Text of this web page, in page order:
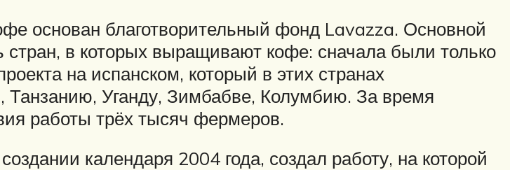
основан благотворительный фонд Lavazza. Основной
в которых выращивают кофе: сначала были только
на испанском, который в этих странах
Танзанию, Уганду, Зимбабве, Колумбию. За время
работы трёх тысяч фермеров.
календаря 2004 года, создал работу, на которой